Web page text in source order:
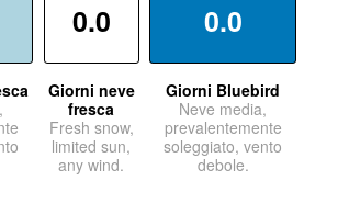
0.0
Giorni neve
fresca
Fresh snow,
limited sun,
any wind.
0.0
Giorni Bluebird
Neve media,
prevalentemente
soleggiato, vento
debole.